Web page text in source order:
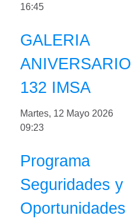
16:45
GALERIA
ANIVERSARIO
132 IMSA
Martes, 12 Mayo 2026
09:23
Programa
Seguridades y
Oportunidades